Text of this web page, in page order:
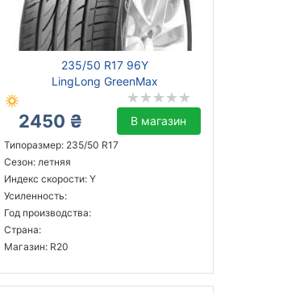
235/50 R17 96Y
LingLong GreenMax
2450 ₴ В магазин
Типоразмер: 235/50 R17
Сезон: летняя
Индекс скорости: Y
Усиленность:
Год производства:
Страна:
Магазин: R20